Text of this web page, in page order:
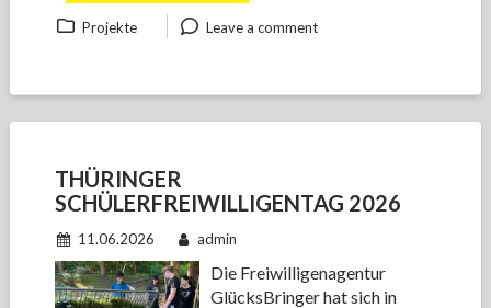
Projekte Leave a comment
THÜRINGER
SCHÜLERFREIWILLIGENTAG 2026
11.06.2026 admin
Die Freiwilligenagentur
GlücksBringer hat sich in